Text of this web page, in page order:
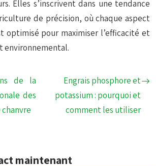
Elles s’inscrivent dans une tendance
de précision, où chaque aspect
optimisé pour maximiser l’efficacité et
environnemental.
de la
des
Engrais phosphore et
potassium : pourquoi et
comment les utiliser
maintenant